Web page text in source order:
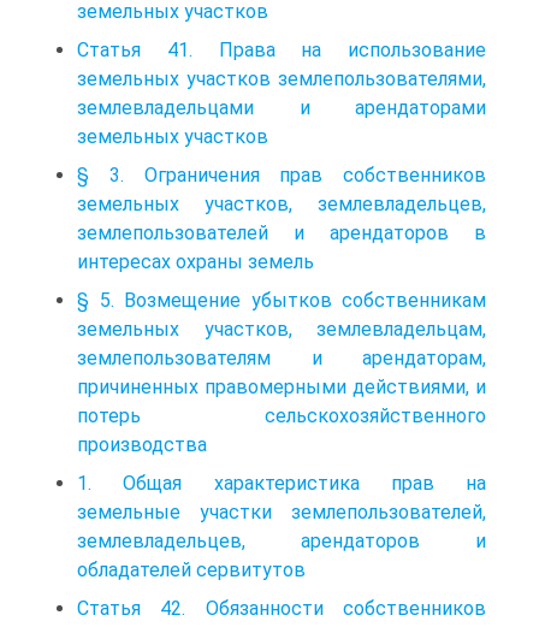
земельных участков
Статья 41. Права на использование
земельных участков землепользователями,
землевладельцами и арендаторами
земельных участков
§ 3. Ограничения прав собственников
земельных участков, землевладельцев,
землепользователей и арендаторов в
интересах охраны земель
§ 5. Возмещение убытков собственникам
земельных участков, землевладельцам,
землепользователям и арендаторам,
причиненных правомерными действиями, и
потерь сельскохозяйственного
производства
1. Общая характеристика прав на
земельные участки землепользователей,
землевладельцев, арендаторов и
обладателей сервитутов
Статья 42. Обязанности собственников